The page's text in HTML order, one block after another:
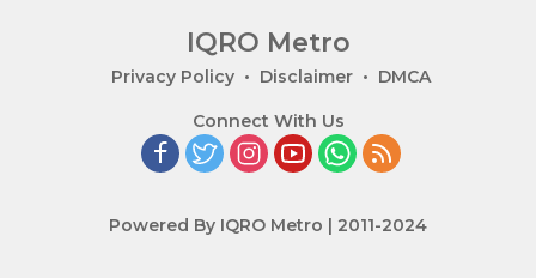
IQRO Metro
Privacy Policy Disclaimer DMCA
Connect With Us
Powered By IQRO Metro | 2011-2024